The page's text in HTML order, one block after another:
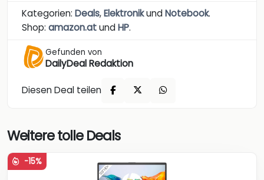
Kategorien: Deals,ElektronikundNotebook.
Shop: amazon.atundHP.
Gefunden von
DailyDeal Redaktion
Diesen Deal teilen
Weitere tolle Deals
-15%